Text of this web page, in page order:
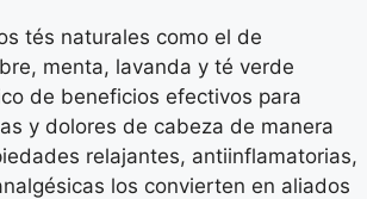
tés naturales como el de
menta, lavanda y té verde
de beneficios efectivos para
y dolores de cabeza de manera
relajantes, antiinflamatorias,
los convierten en aliados